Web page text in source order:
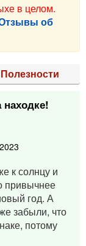
в целом.
об
Полезности
к солнцу и
привычнее
год. А
забыли, что
потому